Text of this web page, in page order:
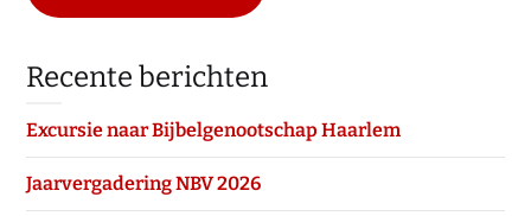
Recente berichten
Excursie naar Bijbelgenootschap Haarlem
Jaarvergadering NBV 2026